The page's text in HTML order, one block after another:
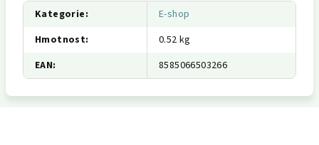
Kategorie:
E-shop
Hmotnost:
0.52 kg
EAN: 8585066503266